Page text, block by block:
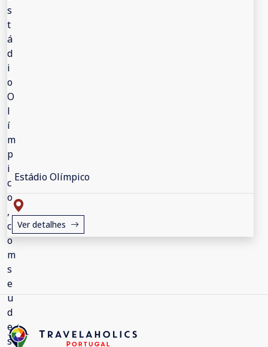
Estádio Olímpico
Ver detalhes